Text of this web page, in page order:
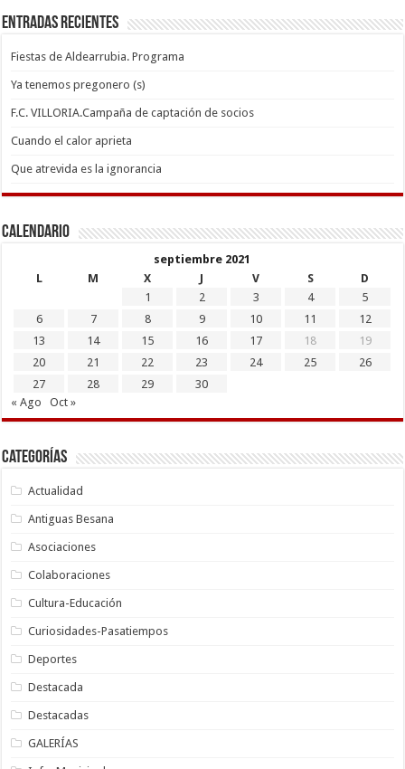
Entradas recientes
Fiestas de Aldearrubia. Programa
Ya tenemos pregonero (s)
F.C. VILLORIA.Campaña de captación de socios
Cuando el calor aprieta
Que atrevida es la ignorancia
Calendario
septiembre 2021
L
M X J V S
D
1
2 3 4
5
6
7 8 9 10 11
12
13
14 15 16 17 18
19
20
21 22 23 24 25
26
27
28 29
30
« Ago
Oct »
Categorías
Actualidad
Antiguas Besana
Asociaciones
Colaboraciones
Cultura-Educación
Curiosidades-Pasatiempos
Deportes
Destacada
Destacadas
GALERÍAS